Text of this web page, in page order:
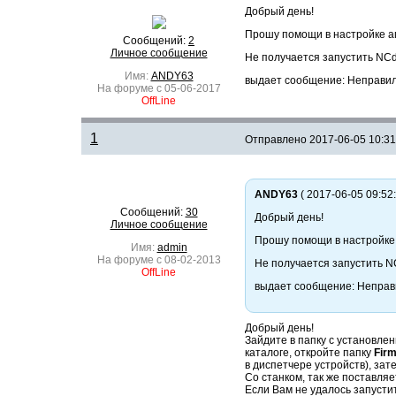
Сообщений: 2
Личное сообщение
Имя: ANDY63
На форуме с 05-06-2017
OffLine
Добрый день!
Прошу помощи в настройке
Не получается запустить
выдает сообщение:
1 Отправлено 2017-06-05
Сообщений: 30
Личное сообщение
Имя: admin
На форуме с 08-02-2013
OffLine
ANDY63 ( 2017-06-05
Добрый день!
Прошу помощи в настройке
Не получается запустить
выдает сообщение:
Добрый день!
Зайдите в папку с
каталоге, откройте папку
в диспетчере устройств),
Со станком, так же
Если Вам не удалось